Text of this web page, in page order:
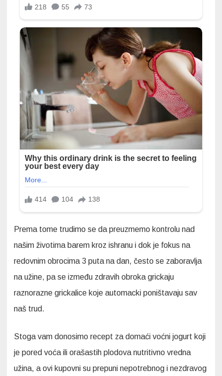
Prema tome trudimo se da preuzmemo kontrolu nad
našim životima barem kroz ishranu i dok je fokus na
redovnim obrocima 3 puta na dan, često se zaboravlja
na užine, pa se između zdravih obroka grickaju
raznorazne grickalice koje automacki poništavaju sav
naš trud.
Stoga vam donosimo recept za domaći voćni jogurt koji
je pored voća ili orašastih plodova nutritivno vredna
užina, a ovi kupovni su prepuni nepotrebnog i nezdravog